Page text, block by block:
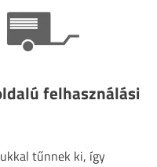
felhasználási
tűnnek ki, így